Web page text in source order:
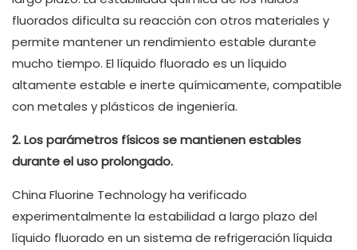
fluorados dificulta su reacción con otros materiales y
permite mantener un rendimiento estable durante
mucho tiempo. El líquido fluorado es un líquido
altamente estable e inerte químicamente, compatible
con metales y plásticos de ingeniería.
2. Los parámetros físicos se mantienen estables
durante el uso prolongado.
China Fluorine Technology ha verificado
experimentalmente la estabilidad a largo plazo del
líquido fluorado en un sistema de refrigeración líquida